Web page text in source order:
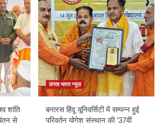
शांति
से
उगता भारत न्यूज़
बनारस हिंदू यूनिवर्सिटी में सम्पन्न हुई
परिवर्तन योगेश संस्थान की ’37वीं